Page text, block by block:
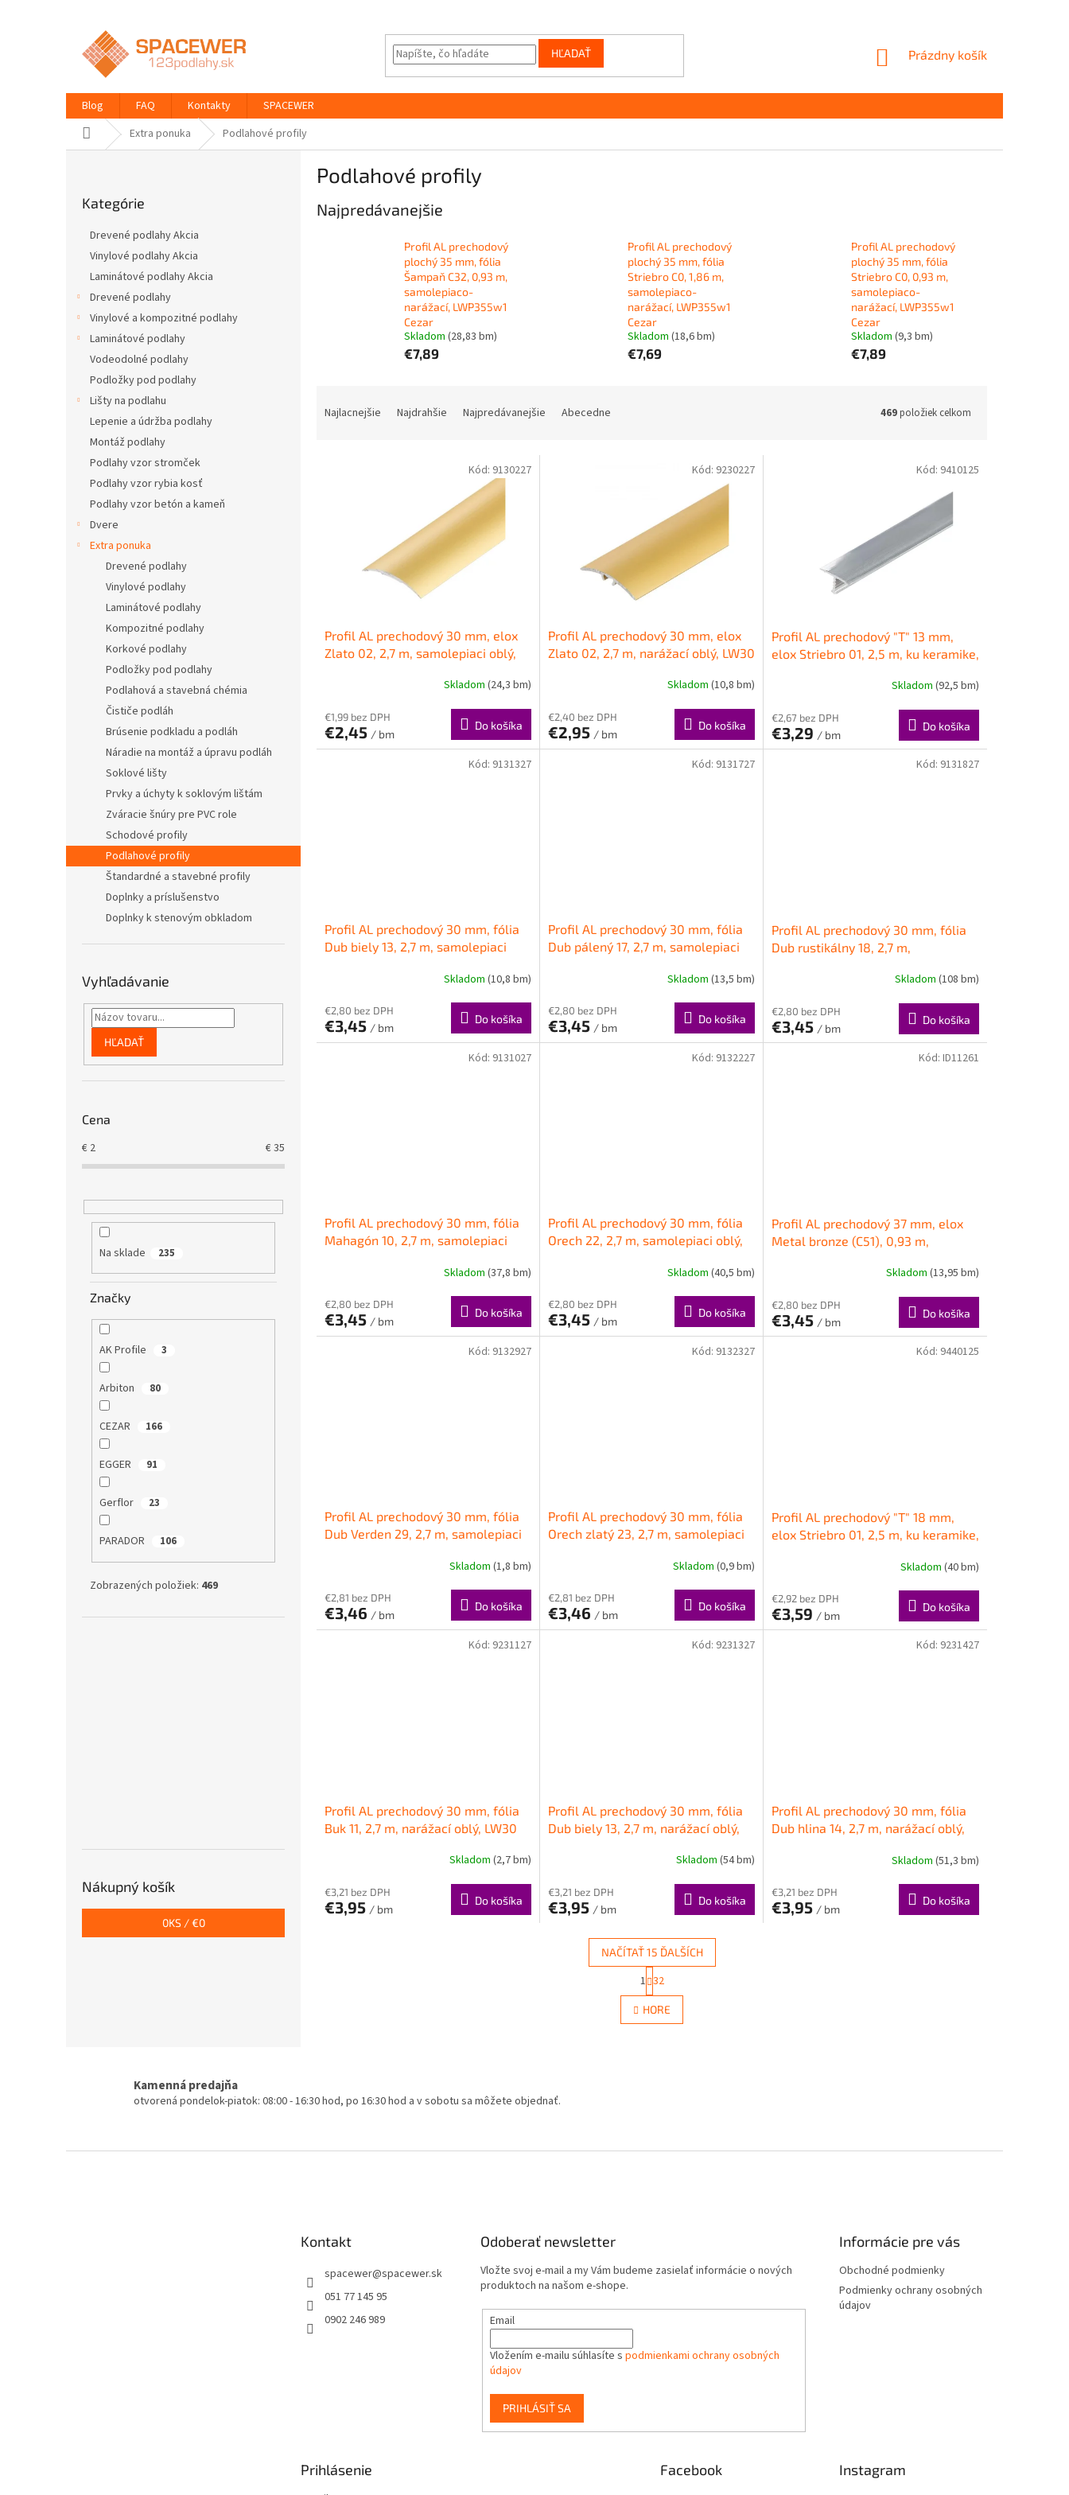
HĽADAŤ
NÁKUPNÝ
Prázdny košík
Blog FAQ Kontakty
SPACEWER
DomovExtra ponuka Podlahové profily
kategórie
Kategórie
Drevené podlahy Akcia
Vinylové podlahy Akcia
Laminátové podlahy Akcia
Drevené podlahy
Vinylové a kompozitné podlahy
Laminátové podlahy
Vodeodolné podlahy
Podložky pod podlahy
Lišty na podlahu
Lepenie a údržba podlahy
Montáž podlahy
Podlahy vzor stromček
Podlahy vzor rybia kosť
Podlahy vzor betón a kameň
Dvere
Extra ponuka
Drevené podlahy
Vinylové podlahy
Laminátové podlahy
Kompozitné podlahy
Korkové podlahy
Podložky pod podlahy
Podlahová a stavebná chémia
Čističe podláh
Brúsenie podkladu a podláh
Náradie na montáž a úpravu podláh
Soklové lišty
Prvky a úchyty k soklovým lištám
Zváracie šnúry pre PVC role
Schodové profily
Podlahové profily
Štandardné a stavebné profily
Doplnky a príslušenstvo
Doplnky k stenovým obkladom
Vyhľadávanie
HĽADAŤ
Cena
€ 2 €35
Na sklade 235
Značky
AK Profile 3
Arbiton 80
CEZAR 166
EGGER 91
Gerflor 23
PARADOR 106
Zobrazených položiek: 469
Nákupný košík
0KS /€0
Podlahové profily
Najpredávanejšie
Profil AL prechodový
plochý 35 mm, fólia
Šampaň C32, 0,93 m,
samolepiaco-
narážací, LWP355w1
Cezar
Skladom (28,83 bm)
€7,89
Profil AL prechodový
plochý 35 mm, fólia
Striebro C0, 1,86 m,
samolepiaco-
narážací, LWP355w1
Cezar
Skladom (18,6 bm)
€7,69
Profil AL prechodový
plochý 35 mm, fólia
Striebro C0, 0,93 m,
samolepiaco-
narážací, LWP355w1
Cezar
Skladom (9,3 bm)
€7,89
Najlacnejšie Najdrahšie Najpredávanejšie Abecedne 469položiek celkom
Profil AL prechodový 30 mm, elox
Zlato 02, 2,7 m, samolepiaci oblý,
Skladom (24,3 bm)
€1,99 bez DPH
€2,45 / bm
Do košíka
Kód: 9130227
Profil AL prechodový 30 mm, elox
Zlato 02, 2,7 m, narážací oblý, LW30
Skladom (10,8 bm)
€2,40 bez DPH
€2,95 / bm
Do košíka
Kód: 9230227
Profil AL prechodový "T" 13 mm,
elox Striebro 01, 2,5 m, ku keramike,
Skladom (92,5 bm)
€2,67 bez DPH
€3,29 / bm
Do košíka
Kód: 9410125
Profil AL prechodový 30 mm, fólia
Dub biely 13, 2,7 m, samolepiaci
Skladom (10,8 bm)
€2,80 bez DPH
€3,45 / bm
Do košíka
Kód: 9131327
Profil AL prechodový 30 mm, fólia
Dub pálený 17, 2,7 m, samolepiaci
Skladom (13,5 bm)
€2,80 bez DPH
€3,45 / bm
Do košíka
Kód: 9131727
Profil AL prechodový 30 mm, fólia
Dub rustikálny 18, 2,7 m,
Skladom (108 bm)
€2,80 bez DPH
€3,45 / bm
Do košíka
Kód: 9131827
Profil AL prechodový 30 mm, fólia
Mahagón 10, 2,7 m, samolepiaci
Skladom (37,8 bm)
€2,80 bez DPH
€3,45 / bm
Do košíka
Kód: 9131027
Profil AL prechodový 30 mm, fólia
Orech 22, 2,7 m, samolepiaci oblý,
Skladom (40,5 bm)
€2,80 bez DPH
€3,45 / bm
Do košíka
Kód: 9132227
Profil AL prechodový 37 mm, elox
Metal bronze (C51), 0,93 m,
Skladom (13,95 bm)
€2,80 bez DPH
€3,45 / bm
Do košíka
Kód: ID11261
Profil AL prechodový 30 mm, fólia
Dub Verden 29, 2,7 m, samolepiaci
Skladom (1,8 bm)
€2,81 bez DPH
€3,46 / bm
Do košíka
Kód: 9132927
Profil AL prechodový 30 mm, fólia
Orech zlatý 23, 2,7 m, samolepiaci
Skladom (0,9 bm)
€2,81 bez DPH
€3,46 / bm
Do košíka
Kód: 9132327
Profil AL prechodový "T" 18 mm,
elox Striebro 01, 2,5 m, ku keramike,
Skladom (40 bm)
€2,92 bez DPH
€3,59 / bm
Do košíka
Kód: 9440125
Profil AL prechodový 30 mm, fólia
Buk 11, 2,7 m, narážací oblý, LW30
Skladom (2,7 bm)
€3,21 bez DPH
€3,95 / bm
Do košíka
Kód: 9231127
Profil AL prechodový 30 mm, fólia
Dub biely 13, 2,7 m, narážací oblý,
Skladom (54 bm)
€3,21 bez DPH
€3,95 / bm
Do košíka
Kód: 9231327
Profil AL prechodový 30 mm, fólia
Dub hlina 14, 2,7 m, narážací oblý,
Skladom (51,3 bm)
€3,21 bez DPH
€3,95 / bm
Do košíka
Kód: 9231427
O
v
l
v
u
NAČÍTAŤ 15 ĎALŠÍCH
t
r
á
n
1 32
HORE
Kamenná predajňa
otvorená pondelok-piatok: 08:00 - 16:30 hod, po 16:30 hod a v sobotu sa môžete objednať.
Kontakt
spacewer@spacewer.sk
051 77 145 95
0902 246 989
Odoberať newsletter
Vložte svoj e-mail a my Vám budeme zasielať informácie o nových
produktoch na našom e-shope.
Email
Vložením e-mailu súhlasíte s podmienkami ochrany osobných
údajov
PRIHLÁSIŤ SA
Informácie pre vás
Obchodné podmienky
Podmienky ochrany osobných
údajov
Prihlásenie Facebook Instagram